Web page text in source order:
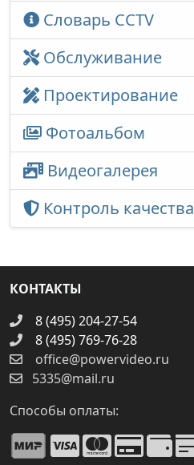
Словарь CCTV
Обслуживание
Проектирование
Фотоальбом
Видеогалерея
Контроль качества
КОНТАКТЫ
8 (495) 204-27-54
8 (495) 769-76-28
office@powervideo.ru
5335@mail.ru
Способы оплаты: